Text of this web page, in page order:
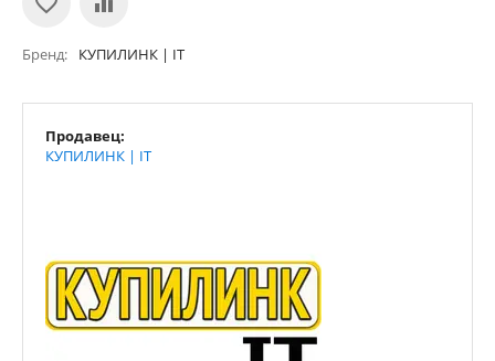
Бренд КУПИЛИНК | IT
Продавец:
КУПИЛИНК | IT